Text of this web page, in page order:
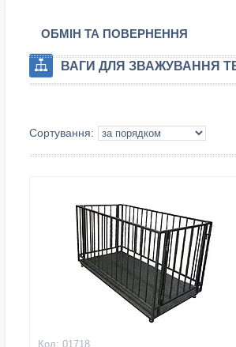
ОБМІН ТА ПОВЕРНЕННЯ
ВАГИ ДЛЯ ЗВАЖУВАННЯ
01718